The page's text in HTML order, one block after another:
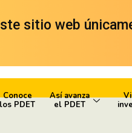
sitio web
Conoce
los PDET
Así avanza
el PDET